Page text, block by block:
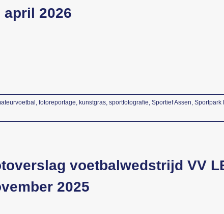
in
april 2026
fotoreportage kunstgras, sportfotografie Sportief Assen Sportpark
voetbalwedstrijd VV
2025